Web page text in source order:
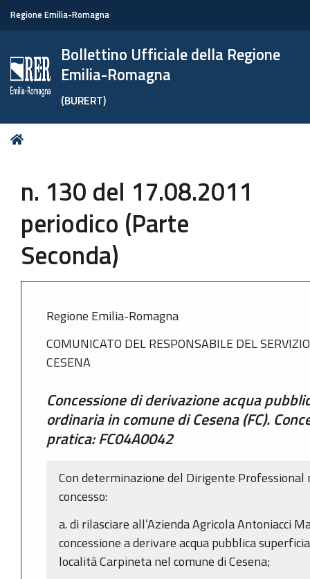
Regione Emilia-Romagna
Bollettino Ufficiale della Regione
Emilia-Romagna
(BURERT)
Tu
n. 130 del 17.08.2011
periodico (Parte
Seconda)
Regione Emilia-Romagna
COMUNICATO DEL RESPONSABILE DEL
CESENA
Concessione di derivazione acqua
ordinaria in comune di Cesena (FC).
pratica: FC04A0042
Con determinazione del Dirigente
concesso:
a. di rilasciare all’Azienda Agricola Antoniacci
concessione a derivare acqua pubblica
località Carpineta nel comune di Cesena;